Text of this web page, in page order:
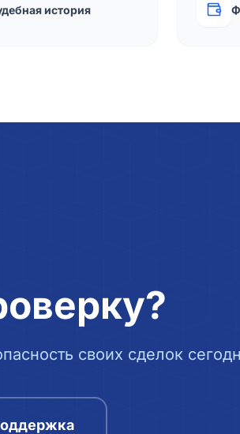
история
своих сделок